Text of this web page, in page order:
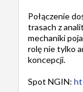
Połączenie
trasach z
mechaniki
rolę nie tylko
koncepcji.
Spot NGIN: